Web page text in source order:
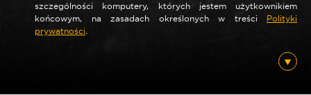
E-mail*
szczególności komputery, których jestem użytkownikiem
końcowym, na zasadach określonych w treści Polityki
prywatności.